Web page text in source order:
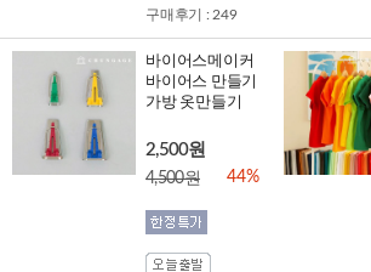
구매후기 : 249
바이어스메이커
바이어스 만들기
가방 옷만들기
2,500원
4,500원 44%